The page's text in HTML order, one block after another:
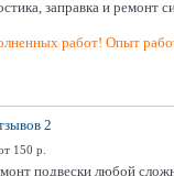
заправка и ремонт
работ! Опыт
2
150 р.
подвески любой